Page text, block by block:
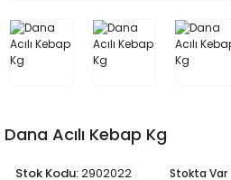
Dana Acılı Kebap Kg
Stok Kodu:2902022 Stokta Var